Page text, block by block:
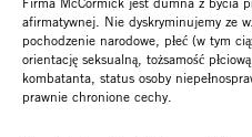
afirmatywnej. Nie dyskryminujemy ze
pochodzenie narodowe, płeć (w tym
orientację seksualną, tożsamość
kombatanta, status osoby
prawnie chronione cechy.